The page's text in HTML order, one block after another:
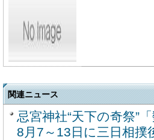
関連ニュース
忌宮神社“天下の奇祭”
8月7～13日に三日相撲